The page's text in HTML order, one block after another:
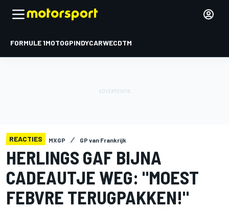
FORMULE 1MOTOGPINDYCARWECDTM
REACTIES MXGP GP van Frankrijk
HERLINGS GAF BIJNA
CADEAUTJE WEG: "MOEST
FEBVRE TERUGPAKKEN!"